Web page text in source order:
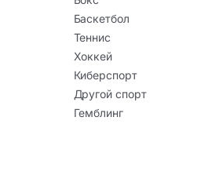
Баскетбол
Теннис
Хоккей
Киберспорт
Другой спорт
Гемблинг